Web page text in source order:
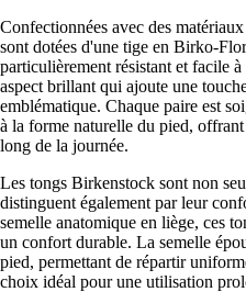
Confectionnées avec des
sont dotées d'une tige en Birko-
particulièrement résistant et facile
aspect brillant qui ajoute une
emblématique. Chaque paire est
à la forme naturelle du pied,
long de la journée.
Les tongs Birkenstock sont non
distinguent également par leur
semelle anatomique en liège, ces
un confort durable. La semelle
pied, permettant de répartir
choix idéal pour une utilisation